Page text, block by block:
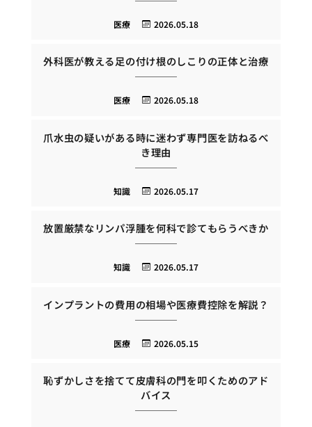
2026.05.18
医療
外科医が教える足の付け根のしこりの正体と治療
2026.05.18
医療
爪水虫の疑いがある時に迷わず専門医を訪ねるべ
き理由
2026.05.17
知識
放置厳禁なリンパ浮腫を何科で診てもらうべきか
2026.05.17
知識
インプラントの費用の相場や医療費控除を解説？
2026.05.15
医療
恥ずかしさを捨てて皮膚科の門を叩くためのアド
バイス